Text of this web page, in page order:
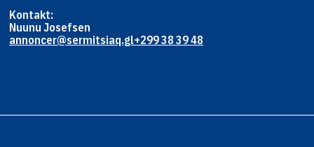
Kontakt:
Nuunu Josefsen
annoncer@sermitsiaq.gl+299 38 39 48